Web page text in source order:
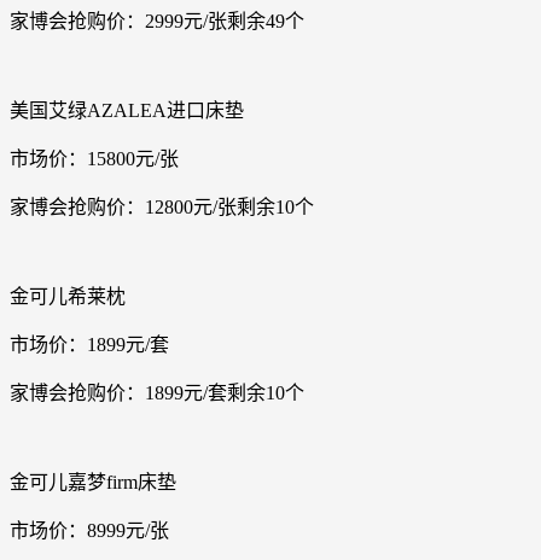
家博会抢购价：2999元/张剩余49个
美国艾绿AZALEA进口床垫
市场价：15800元/张
家博会抢购价：12800元/张剩余10个
金可儿希莱枕
市场价：1899元/套
家博会抢购价：1899元/套剩余10个
金可儿嘉梦firm床垫
市场价：8999元/张